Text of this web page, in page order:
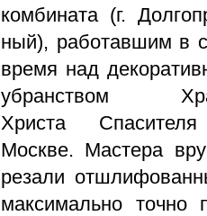
комбината (г.
ный), работавшим в
время над
убранством
Христа
Москве. Мастера
резали
максимально точно